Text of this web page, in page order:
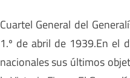
Cuartel General del
1.º de abril de 1939.En el
nacionales sus últimos